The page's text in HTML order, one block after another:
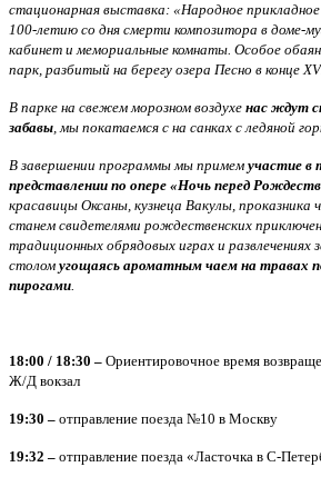
стационарная выставка: «Народное
100-летию со дня смерти композитора в доме-
кабинет и мемориальные комнаты. Особое
парк, разбитый на берегу озера Песно в конце
В парке на свежем морозном воздухе нас ждут
забавы, мы покатаемся с на санках с ледяной
В завершении программы мы примем участие в
представлении по опере «Ночь перед
красавицы Оксаны, кузнеца Вакулы, проказника
станем свидетелями рождественских
традиционных обрядовых играх и развлечениях
столом угощаясь ароматным чаем на травах
пирогами.
18:00 / 18:30 – Ориентировочное время
Ж/Д вокзал
19:30 – отправление поезда №10 в Москву
19:32 – отправление поезда «Ласточка в С-